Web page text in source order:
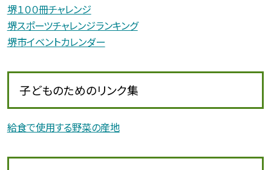
堺１００冊チャレンジ
堺スポーツチャレンジランキング
堺市イベントカレンダー
子どものためのリンク集
給食で使用する野菜の産地